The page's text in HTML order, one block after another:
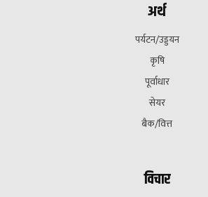
अर्थ
पर्यटन/उड्डयन
कृषि
पूर्वाधार
सेयर
बैक/वित्त
विचार